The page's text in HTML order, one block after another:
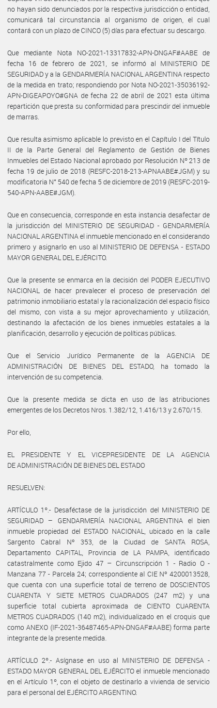
no hayan sido denunciados por la respectiva jurisdicción o entidad,
comunicará tal circunstancia al organismo de origen, el cual
contará con un plazo de CINCO (5) días para efectuar su descargo.
Que mediante Nota NO-2021-13317832-APN-DNGAF#AABE de
fecha 16 de febrero de 2021, se informó al MINISTERIO DE
SEGURIDAD y a la GENDARMERÍA NACIONAL ARGENTINA respecto
de la medida en trato; respondiendo por Nota NO-2021-35036192-
APN-DIGEAPOYO#GNA de fecha 22 de abril de 2021 esta última
repartición que presta su conformidad para prescindir del inmueble
de marras.
Que resulta asimismo aplicable lo previsto en el Capítulo I del Título
II de la Parte General del Reglamento de Gestión de Bienes
Inmuebles del Estado Nacional aprobado por Resolución Nº 213 de
fecha 19 de julio de 2018 (RESFC-2018-213-APNAABE#JGM) y su
modificatoria N° 540 de fecha 5 de diciembre de 2019 (RESFC-2019-
540-APN-AABE#JGM).
Que en consecuencia, corresponde en esta instancia desafectar de
la jurisdicción del MINISTERIO DE SEGURIDAD - GENDARMERÍA
NACIONAL ARGENTINA el inmueble mencionado en el considerando
primero y asignarlo en uso al MINISTERIO DE DEFENSA - ESTADO
MAYOR GENERAL DEL EJÉRCITO.
Que la presente se enmarca en la decisión del PODER EJECUTIVO
NACIONAL de hacer prevalecer el proceso de preservación del
patrimonio inmobiliario estatal y la racionalización del espacio físico
del mismo, con vista a su mejor aprovechamiento y utilización,
destinando la afectación de los bienes inmuebles estatales a la
planificación, desarrollo y ejecución de políticas públicas.
Que el Servicio Jurídico Permanente de la AGENCIA DE
ADMINISTRACIÓN DE BIENES DEL ESTADO, ha tomado la
intervención de su competencia.
Que la presente medida se dicta en uso de las atribuciones
emergentes de los Decretos Nros. 1.382/12, 1.416/13 y 2.670/15.
Por ello,
EL PRESIDENTE Y EL VICEPRESIDENTE DE LA AGENCIA
DE ADMINISTRACIÓN DE BIENES DEL ESTADO
RESUELVEN:
ARTÍCULO 1º.- Desaféctase de la jurisdicción del MINISTERIO DE
SEGURIDAD – GENDARMERÍA NACIONAL ARGENTINA el bien
inmueble propiedad del ESTADO NACIONAL, ubicado en la calle
Sargento Cabral Nº 353, de la Ciudad de SANTA ROSA,
Departamento CAPITAL, Provincia de LA PAMPA, identificado
catastralmente como Ejido 47 – Circunscripción 1 - Radio O -
Manzana 77 - Parcela 24; correspondiente al CIE Nº 4200013528,
que cuenta con una superficie total de terreno de DOSCIENTOS
CUARENTA Y SIETE METROS CUADRADOS (247 m2) y una
superficie total cubierta aproximada de CIENTO CUARENTA
METROS CUADRADOS (140 m2), individualizado en el croquis que
como ANEXO (IF-2021-36487465-APN-DNGAF#AABE) forma parte
integrante de la presente medida.
ARTÍCULO 2º.- Asígnase en uso al MINISTERIO DE DEFENSA -
ESTADO MAYOR GENERAL DEL EJÉRCITO el inmueble mencionado
en el Artículo 1º, con el objeto de destinarlo a vivienda de servicio
para el personal del EJÉRCITO ARGENTINO.